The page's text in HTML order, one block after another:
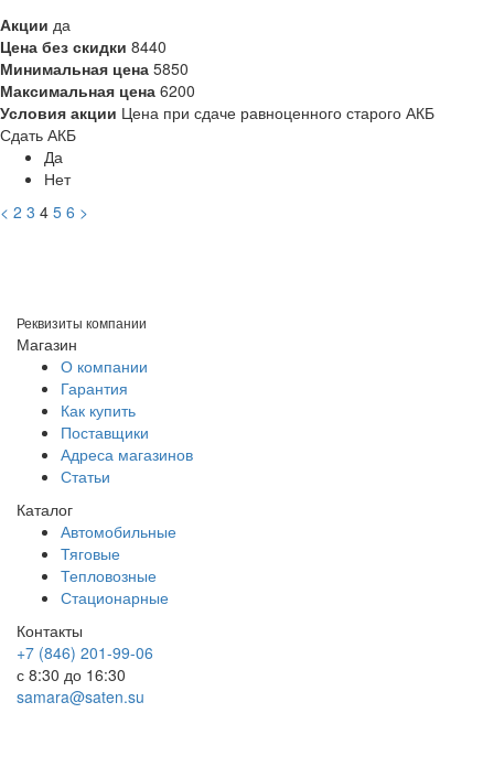
Акции да
Цена без скидки 8440
Минимальная цена 5850
Максимальная цена 6200
Условия акции Цена при сдаче равноценного старого АКБ
Сдать АКБ
Да
Нет
< 2 3 4 5 6 >
Реквизиты компании
Магазин
О компании
Гарантия
Как купить
Поставщики
Адреса магазинов
Статьи
Каталог
Автомобильные
Тяговые
Тепловозные
Стационарные
Контакты
+7 (846) 201-99-06
с 8:30 до 16:30
samara@saten.su